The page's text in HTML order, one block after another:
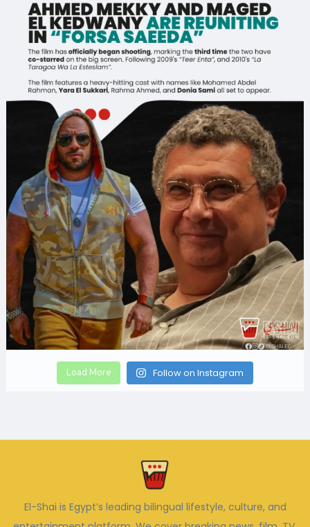
Load More Follow on Instagram
El-Shai is Egypt’s leading bilingual lifestyle, culture, and